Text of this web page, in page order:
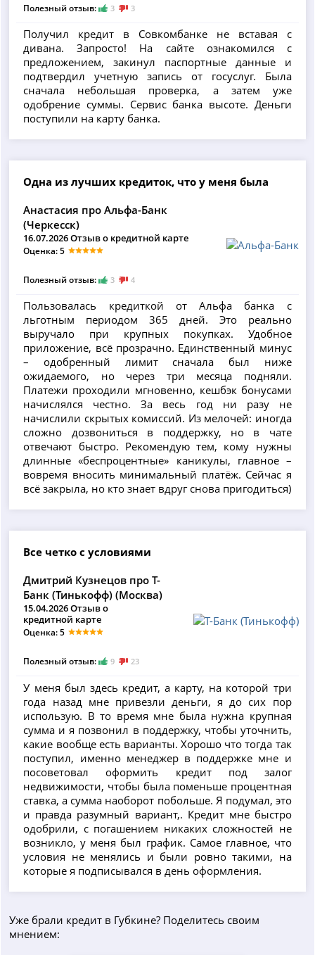
Полезный отзыв: 3 3
Получил кредит в Совкомбанке не вставая с
дивана. Запросто! На сайте ознакомился с
предложением, закинул паспортные данные и
подтвердил учетную запись от госуслуг. Была
сначала небольшая проверка, а затем уже
одобрение суммы. Сервис банка высоте. Деньги
поступили на карту банка.
Одна из лучших кредиток, что у меня была
Анастасия про Альфа-Банк
(Черкесск)
16.07.2026 Отзыв о кредитной карте
Оценка: 5
Полезный отзыв: 3 4
Пользовалась кредиткой от Альфа банка с
льготным периодом 365 дней. Это реально
выручало при крупных покупках. Удобное
приложение, всё прозрачно. Единственный минус
– одобренный лимит сначала был ниже
ожидаемого, но через три месяца подняли.
Платежи проходили мгновенно, кешбэк бонусами
начислялся честно. За весь год ни разу не
начислили скрытых комиссий. Из мелочей: иногда
сложно дозвониться в поддержку, но в чате
отвечают быстро. Рекомендую тем, кому нужны
длинные «беспроцентные» каникулы, главное –
вовремя вносить минимальный платёж. Сейчас я
всё закрыла, но кто знает вдруг снова пригодиться)
Все четко с условиями
Дмитрий Кузнецов про Т-
Банк (Тинькофф) (Москва)
15.04.2026 Отзыв о
кредитной карте
Оценка: 5
Полезный отзыв: 9 23
У меня был здесь кредит, а карту, на которой три
года назад мне привезли деньги, я до сих пор
использую. В то время мне была нужна крупная
сумма и я позвонил в поддержку, чтобы уточнить,
какие вообще есть варианты. Хорошо что тогда так
поступил, именно менеджер в поддержке мне и
посоветовал оформить кредит под залог
недвижимости, чтобы была поменьше процентная
ставка, а сумма наоборот побольше. Я подумал, это
и правда разумный вариант,. Кредит мне быстро
одобрили, с погашением никаких сложностей не
возникло, у меня был график. Самое главное, что
условия не менялись и были ровно такими, на
которые я подписывался в день оформления.
Уже брали кредит в Губкине? Поделитесь своим
мнением: